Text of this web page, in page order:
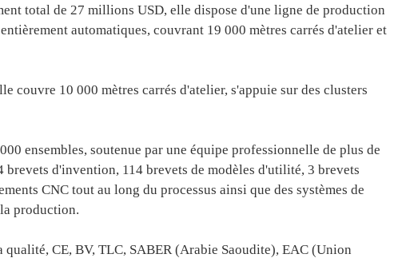
total de 27 millions USD, elle dispose d'une ligne de production
automatiques, couvrant 19 000 mètres carrés d'atelier et
couvre 10 000 mètres carrés d'atelier, s'appuie sur des clusters
ensembles, soutenue par une équipe professionnelle de plus de
d'invention, 114 brevets de modèles d'utilité, 3 brevets
CNC tout au long du processus ainsi que des systèmes de
production.
CE, BV, TLC, SABER (Arabie Saoudite), EAC (Union